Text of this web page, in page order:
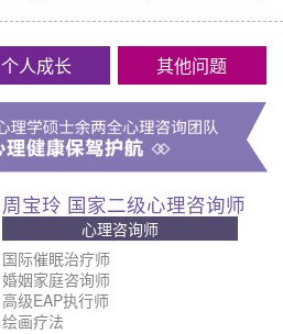
个人成长 其他问题
周宝玲 国家二级心理咨询师
心理咨询师
国际催眠治疗师
婚姻家庭咨询师
高级EAP执行师
绘画疗法